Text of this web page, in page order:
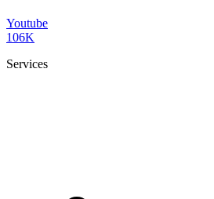
Youtube
106K
Services